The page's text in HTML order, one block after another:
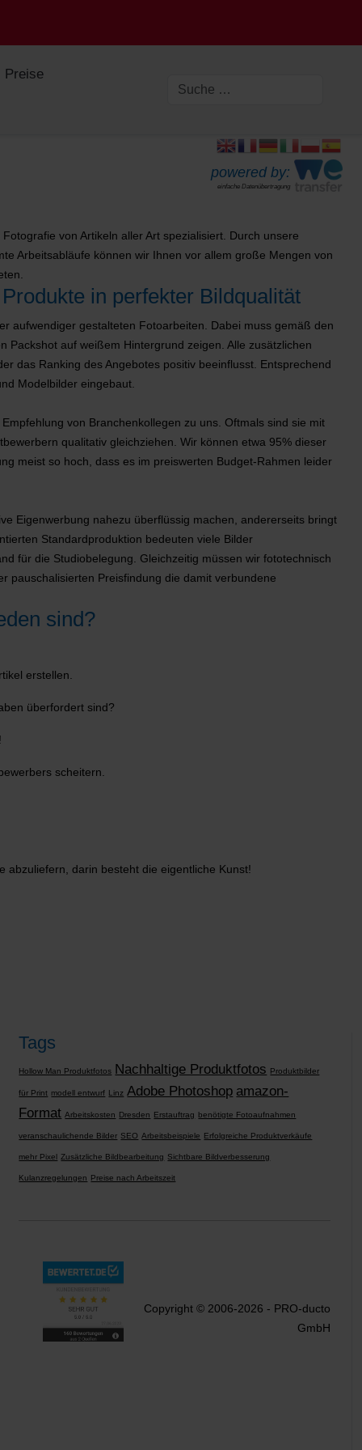
Preise
powered by:
einfache Datenübertragung
von Artikeln aller Art spezialisiert. Durch unsere
Arbeitsabläufe können wir Ihnen vor allem große Mengen von
in perfekter Bildqualität
aufwendiger gestalteten Fotoarbeiten. Dabei muss gemäß den
Packshot auf weißem Hintergrund zeigen. Alle zusätzlichen
das Ranking des Angebotes positiv beeinflusst. Entsprechend
Modelbilder eingebaut.
von Branchenkollegen zu uns. Oftmals sind sie mit
qualitativ gleichziehen. Wir können etwa 95% dieser
meist so hoch, dass es im preiswerten Budget-Rahmen leider
Eigenwerbung nahezu überflüssig machen, andererseits bringt
Standardproduktion bedeuten viele Bilder
für die Studiobelegung. Gleichzeitig müssen wir fototechnisch
pauschalisierten Preisfindung die damit verbundene
sind?
erstellen.
überfordert sind?
scheitern.
abzuliefern, darin besteht die eigentliche Kunst!
Tags
Hollow Man Produktfotos Nachhaltige Produktfotos Produktbilder
für Print modell entwurf Linz Adobe Photoshop amazon-
Format Arbeitskosten Dresden Erstauftrag benötigte Fotoaufnahmen
veranschaulichende Bilder SEO Arbeitsbeispiele Erfolgreiche Produktverkäufe
mehr Pixel Zusätzliche Bildbearbeitung Sichtbare Bildverbesserung
Kulanzregelungen Preise nach Arbeitszeit
Copyright © 2006-2026 - PRO-ducto
GmbH